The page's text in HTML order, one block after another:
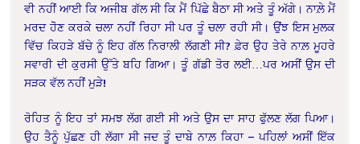
ਵੀ ਨਹੀਂ ਆਈ ਕਿ ਅਜੀਬ ਗੱਲ ਸੀ ਕਿ ਮੈਂ ਪਿੱਛੇ ਬੈਠਾ ਸੀ ਅਤੇ ਤੂੰ ਅੱਗੇ। ਨਾਲ਼ੇ ਮੈਂ
ਮਰਦ ਹੋੋਣ ਕਰਕੇ ਚਲਾ ਨਹੀਂ ਰਿਹਾ ਸੀ ਪਰ ਤੂੰ ਚਲਾ ਰਹੀ ਸੀ। ਉਂਝ ਇਸ ਮੁਲਕ
ਵਿੱਚ ਕਿਹੜੇ ਬੱਚੇ ਨੂੰ ਇਹ ਗੱਲ ਨਿਰਾਲੀ ਲੱਗਣੀ ਸੀ? ਫ਼ੇਰ ਉਹ ਤੇਰੇ ਨਾਲ਼ ਮੂਹਰੇ
ਸਵਾਰੀ ਦੀ ਕੁਰਸੀ ਉੱਤੇ ਬਹਿ ਗਿਆ। ਤੂੰ ਗੱਡੀ ਤੋਰ ਲਈ…ਪਰ ਅਸੀਂ ਉਸ ਦੀ
ਸੜਕ ਵੱਲ ਨਹੀਂ ਮੁੜੇ!
ਰੋਹਿਤ ਨੂੰ ਇਹ ਤਾਂ ਸਮਝ ਲੱਗ ਗਈ ਸੀ ਅਤੇ ਉਸ ਦਾ ਸਾਹ ਫੁੱਲਣ ਲੱਗ ਪਿਆ।
ਉਹ ਤੈਨੂੰ ਪੁੱਛਣ ਹੀ ਲੱਗਾ ਸੀ ਜਦ ਤੂੰ ਦਾਬੇ ਨਾਲ਼ ਕਿਹਾ – ਪਹਿਲਾਂ ਅਸੀਂ ਇੱਕ